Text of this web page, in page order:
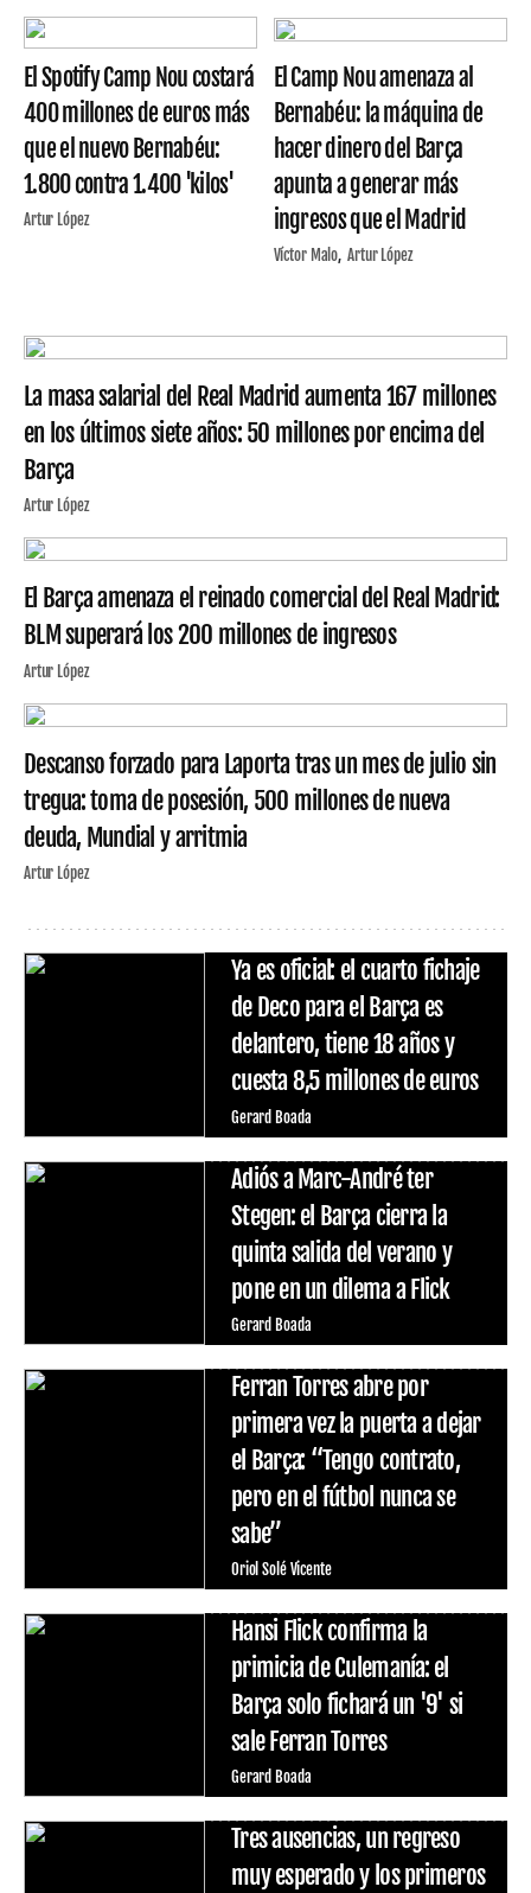
El Spotify Camp Nou costará
400 millones de euros más
que el nuevo Bernabéu:
1.800 contra 1.400 'kilos'
Artur López
El Camp Nou amenaza al
Bernabéu: la máquina de
hacer dinero del Barça
apunta a generar más
ingresos que el Madrid
Víctor Malo Artur López
La masa salarial del Real Madrid aumenta 167 millones
en los últimos siete años: 50 millones por encima del
Barça
Artur López
El Barça amenaza el reinado comercial del Real Madrid:
BLM superará los 200 millones de ingresos
Artur López
Descanso forzado para Laporta tras un mes de julio sin
tregua: toma de posesión, 500 millones de nueva
deuda, Mundial y arritmia
Artur López
Ya es oficial: el cuarto fichaje
de Deco para el Barça es
delantero, tiene 18 años y
cuesta 8,5 millones de euros
Gerard Boada
Adiós a Marc-André ter
Stegen: el Barça cierra la
quinta salida del verano y
pone en un dilema a Flick
Gerard Boada
Ferran Torres abre por
primera vez la puerta a dejar
el Barça: “Tengo contrato,
pero en el fútbol nunca se
sabe”
Oriol Solé Vicente
Hansi Flick confirma la
primicia de Culemanía: el
Barça solo fichará un '9' si
sale Ferran Torres
Gerard Boada
Tres ausencias, un regreso
muy esperado y los primeros